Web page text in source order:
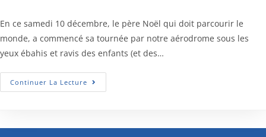
En ce samedi 10 décembre, le père Noël qui doit parcourir le
monde, a commencé sa tournée par notre aérodrome sous les
yeux ébahis et ravis des enfants (et des…
Continuer La Lecture